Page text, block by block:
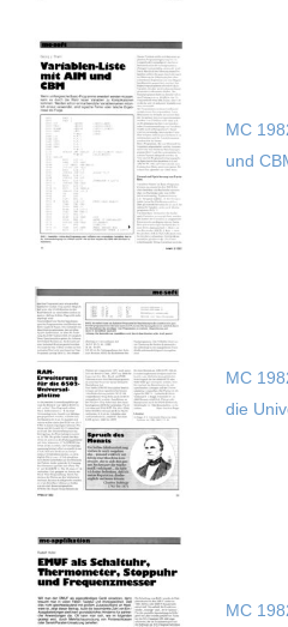
MC
und
MC
die
MC